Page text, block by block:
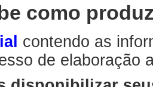
como
contendo as
de elaboração